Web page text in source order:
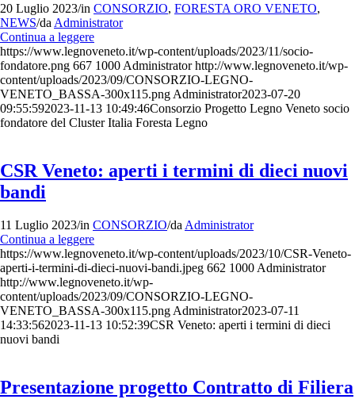
20 Luglio 2023/in CONSORZIO, FORESTA ORO VENETO,
NEWS/da Administrator
Continua a leggere
https://www.legnoveneto.it/wp-content/uploads/2023/11/socio-
fondatore.png 667 1000 Administrator http://www.legnoveneto.it/wp-
content/uploads/2023/09/CONSORZIO-LEGNO-
VENETO_BASSA-300x115.png Administrator2023-07-20
09:55:592023-11-13 10:49:46Consorzio Progetto Legno Veneto socio
fondatore del Cluster Italia Foresta Legno
CSR Veneto: aperti i termini di dieci nuovi
bandi
11 Luglio 2023/in CONSORZIO/daAdministrator
Continua a leggere
https://www.legnoveneto.it/wp-content/uploads/2023/10/CSR-Veneto-
aperti-i-termini-di-dieci-nuovi-bandi.jpeg 662 1000Administrator
http://www.legnoveneto.it/wp-
content/uploads/2023/09/CONSORZIO-LEGNO-
VENETO_BASSA-300x115.pngAdministrator2023-07-11
14:33:562023-11-13 10:52:39CSR Veneto: aperti i termini di dieci
nuovi bandi
Presentazione progetto Contratto di Filiera